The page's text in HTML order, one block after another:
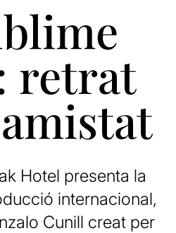
retrat
Hotel presenta la
internacional,
Cunill creat per